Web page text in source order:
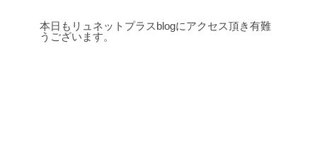
本日もリュネットプラスblogにアクセス頂き有難
うございます。